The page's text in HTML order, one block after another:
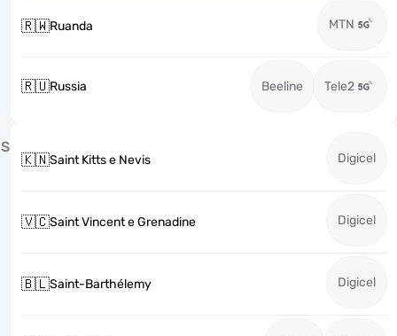
🇷🇼Ruanda MTN
🇷🇺Russia Beeline Tele2
S
🇰🇳Saint Kitts e Nevis Digicel
🇻🇨Saint Vincent e Grenadine Digicel
🇧🇱Saint-Barthélemy Digicel